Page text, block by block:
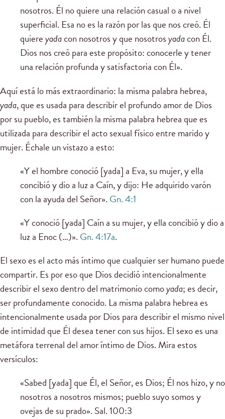
nosotros. Él no quiere una relación casual o a nivel
superficial. Esa no es la razón por las que nos creó. Él
quiereyadacon nosotros y que nosotrosyadacon Él.
Dios nos creó para este propósito: conocerle y tener
una relación profunda y satisfactoria con Él».
Aquí está lo más extraordinario: la misma palabra hebrea,
yada, que es usada para describir el profundo amor de Dios
por su pueblo, es también la misma palabra hebrea que es
utilizada para describir el acto sexual físico entre marido y
mujer. Échale un vistazo a esto:
«Y el hombre conoció [yada] a Eva, su mujer, y ella
concibió y dio a luz a Caín, y dijo: He adquirido varón
con la ayuda del Señor». Gn. 4:1
«Y conoció [yada] Caín a su mujer, y ella concibió y dio a
luz a Enoc (…)». Gn. 4:17a.
El sexo es el acto más íntimo que cualquier ser humano puede
compartir. Es por eso que Dios decidió intencionalmente
describir el sexo dentro del matrimonio comoyada; es decir,
ser profundamente conocido. La misma palabra hebrea es
intencionalmente usada por Dios para describir el mismo nivel
de intimidad que Él desea tener con sus hijos. El sexo es una
metáfora terrenal del amor íntimo de Dios. Mira estos
versículos:
«Sabed [yada] que Él, el Señor, es Dios; Él nos hizo, y no
nosotros a nosotros mismos; pueblo suyo somos y
ovejas de su prado». Sal. 100:3